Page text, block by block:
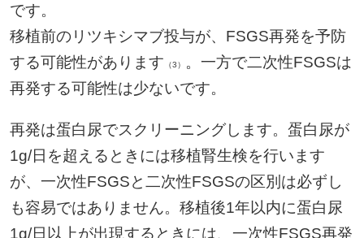
です。
移植前のリツキシマブ投与が、FSGS再発を予防
する可能性があります （3）
。一方で二次性FSGSは
再発する可能性は少ないです。
再発は蛋白尿でスクリーニングします。蛋白尿が
1g/日を超えるときには移植腎生検を行います
が、一次性FSGSと二次性FSGSの区別は必ずし
も容易ではありません。移植後1年以内に蛋白尿
1g/日以上が出現するときには、一次性FSGS再発